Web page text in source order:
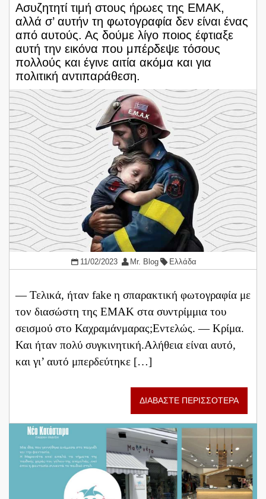
Ασυζητητί τιμή στους ήρωες της ΕΜΑΚ,
αλλά σ’ αυτήν τη φωτογραφία δεν είναι ένας
από αυτούς. Ας δούμε λίγο ποιος έφτιαξε
αυτή την εικόνα που μπέρδεψε τόσους
πολλούς και έγινε αιτία ακόμα και για
πολιτική αντιπαράθεση.
11/02/2023 Mr. Blog Ελλάδα
— Τελικά, ήταν fake η σπαρακτική φωτογραφία με
τον διασώστη της ΕΜΑΚ στα συντρίμμια του
σεισμού στο Καχραμάνμαρας;Εντελώς. — Κρίμα.
Και ήταν πολύ συγκινητική.Αλήθεια είναι αυτό,
και γι’ αυτό μπερδεύτηκε […]
ΔΙΑΒΑΣΤΕ ΠΕΡΙΣΣΟΤΕΡΑ